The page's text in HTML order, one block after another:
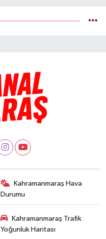
Kahramanmaraş Hava
Durumu
Kahramanmaraş Trafik
Yoğunluk Haritası